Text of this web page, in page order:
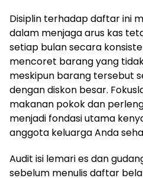
Disiplin terhadap daftar ini
dalam menjaga arus kas
setiap bulan secara
mencoret barang yang
meskipun barang tersebut
dengan diskon besar.
makanan pokok dan
menjadi fondasi utama
anggota keluarga Anda
Audit isi lemari es dan
sebelum menulis daftar